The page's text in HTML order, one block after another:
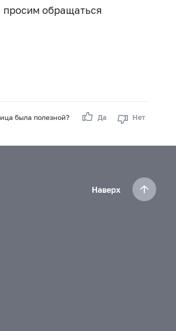
просим обращаться
была полезной? Да Нет
Наверх